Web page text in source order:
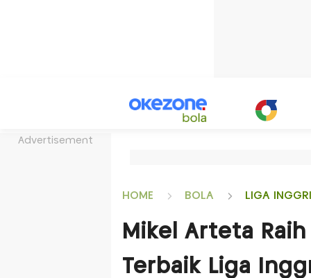
Advertisement
HOME BOLA LIGA
Mikel Arteta
Terbaik Liga